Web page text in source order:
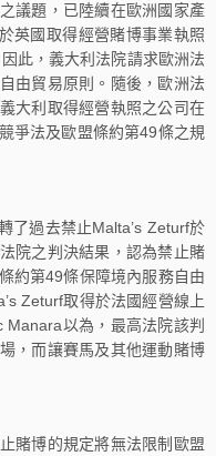
題，已陸續在歐洲國家產
英國取得經營賭博事業執照
此，義大利法院請求歐洲法
由貿易原則。隨後，歐洲法
大利取得經營執照之公司在
爭法及歐盟條約第49條之規
過去禁止Malta’s Zeturf於
院之判決結果，認為禁止賭
約第49條保障境內服務自由
Zeturf取得於法國經營線上
以為，最高法院該判
，而讓賽馬及其他運動賭博
博的規定將無法限制歐盟